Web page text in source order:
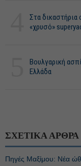
Στα δικαστήρια
«χρυσό»
Βουλγαρική
Ελλάδα
ΣΧΕΤΙΚΑ ΑΡΘΡΑ
Πηγές Μαξίμου: Νέα